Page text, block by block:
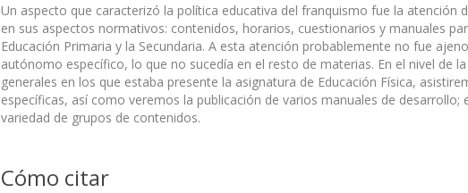
Un aspecto que caracterizó la política educativa del franquismo fue la
en sus aspectos normativos: contenidos, horarios, cuestionarios y manuales
Educación Primaria y la Secundaria. A esta atención probablemente no fue
autónomo específico, lo que no sucedía en el resto de materias. En el nivel de
generales en los que estaba presente la asignatura de Educación Física,
específicas, así como veremos la publicación de varios manuales de
variedad de grupos de contenidos.
Cómo citar